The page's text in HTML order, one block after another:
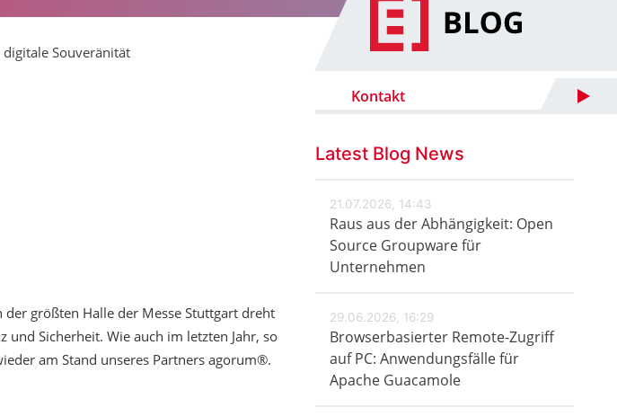
Souveränität
größten Halle der Messe Stuttgart dreht
Sicherheit. Wie auch im letzten Jahr, so
am Stand unseres Partners agorum®.
Kontakt
Latest Blog News
21.07.2026, 14:43
Raus aus der Abhängigkeit: Open
Source Groupware für
Unternehmen
29.06.2026, 16:29
Browserbasierter Remote-Zugriff
auf PC: Anwendungsfälle für
Apache Guacamole